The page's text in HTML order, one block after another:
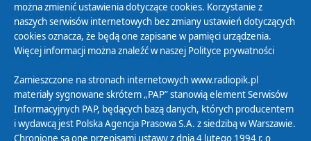
Polityka Prywatności
Zasady korzystania z Serwisu
Organizacje Pożytku Publicznego
Cyfryzacja DAB+
Polityka ochrony danych osobowych
Abonament
Zamówienia publiczne
można zmienić ustawienia dotyczące cookies. Korzystanie z
naszych serwisów internetowych bez zmiany ustawień dotyczących
cookies oznacza, że będą one zapisane w pamięci urządzenia.
Więcej informacji można znaleźć w naszej Polityce prywatności
Zamieszczone na stronach internetowych www.radiopik.pl
materiały sygnowane skrótem „PAP” stanowią element Serwisów
Informacyjnych PAP, będących bazą danych, których producentem
i wydawcą jest Polska Agencja Prasowa S.A. z siedzibą w Warszawie.
Chronione są one przepisami ustawy z dnia 4 lutego 1994 r. o